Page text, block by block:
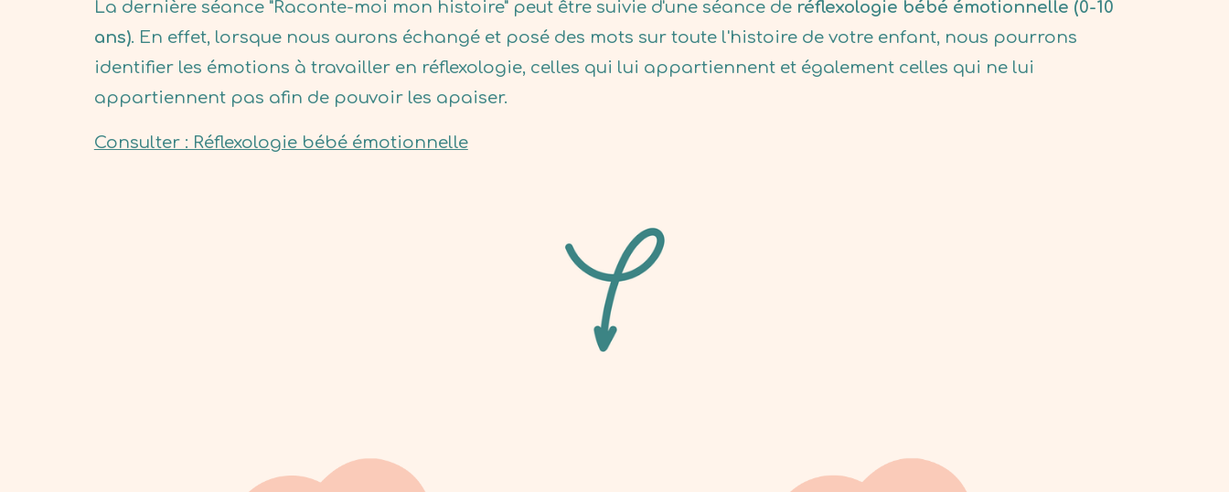
La dernière séance "Raconte-moi mon histoire" peut être suivie d'une séance de réflexologie bébé émotionnelle (0-10
ans). En effet, lorsque nous aurons échangé et posé des mots sur toute l'histoire de votre enfant, nous pourrons
identifier les émotions à travailler en réflexologie, celles qui lui appartiennent et également celles qui ne lui
appartiennent pas afin de pouvoir les apaiser.
Consulter : Réflexologie bébé émotionnelle